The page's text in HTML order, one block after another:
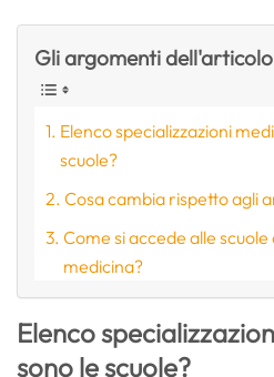
Gli argomenti dell'articolo
Elenco specializzazioni
scuole?
Cosa cambia rispetto agli
Come si accede alle scuole
medicina?
Elenco
sono le scuole?